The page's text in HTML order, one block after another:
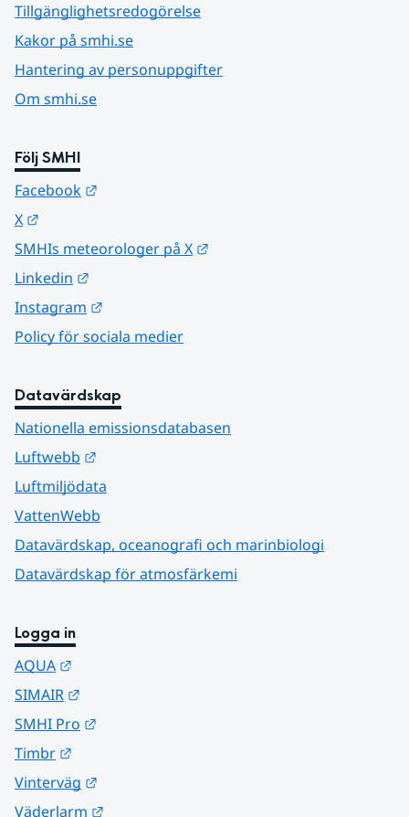
Tillgänglighetsredogörelse
Kakor på smhi.se
Hantering av personuppgifter
Om smhi.se
Följ SMHI
Facebook
X
SMHIs meteorologer på X
Linkedin
Instagram
Policy för sociala medier
Datavärdskap
Nationella emissionsdatabasen
Luftwebb
Luftmiljödata
VattenWebb
Datavärdskap, oceanografi och marinbiologi
Datavärdskap för atmosfärkemi
Logga in
AQUA
SIMAIR
SMHI Pro
Timbr
Vinterväg
Väderlarm